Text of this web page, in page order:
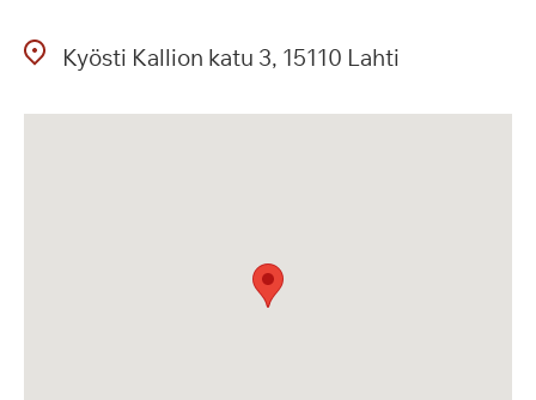
Kyösti Kallion katu 3 15110 Lahti